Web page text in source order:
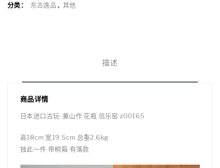
分类：
东古逸品 , 其他
描述
商品详情
日本进口古玩-兼山作 花瓶 信乐窑 z00165
高18cm 宽19.5cm 总重2.6kg
独此一件 带桐箱 有落款